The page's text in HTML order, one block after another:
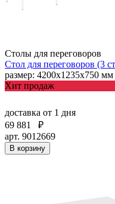
Столы для переговоров
Стол для переговоров (3
размер: 4200х1235х750 мм
Хит продаж
доставка от 1 дня
69 881
₽
арт. 9012669
В корзину